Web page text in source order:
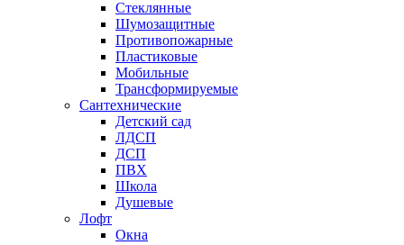
Стеклянные
Шумозащитные
Противопожарные
Пластиковые
Мобильные
Трансформируемые
Сантехнические
Детский сад
ЛДСП
ДСП
ПВХ
Школа
Душевые
Лофт
Окна